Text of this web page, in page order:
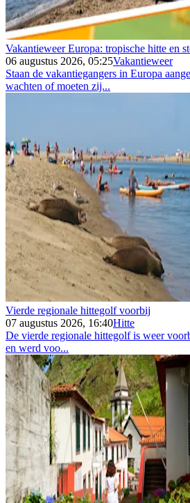
Vakantieweer Europa: tropische hitte en
06 augustus 2026, 05:25Vakantieweer
Staan de vakantiegangers in Europa
wachten of moeten zij...
Vierde regionale hittegolf voorbij
07 augustus 2026, 16:40Hitte
De vierde regionale hittegolf is weer
en werd voo...